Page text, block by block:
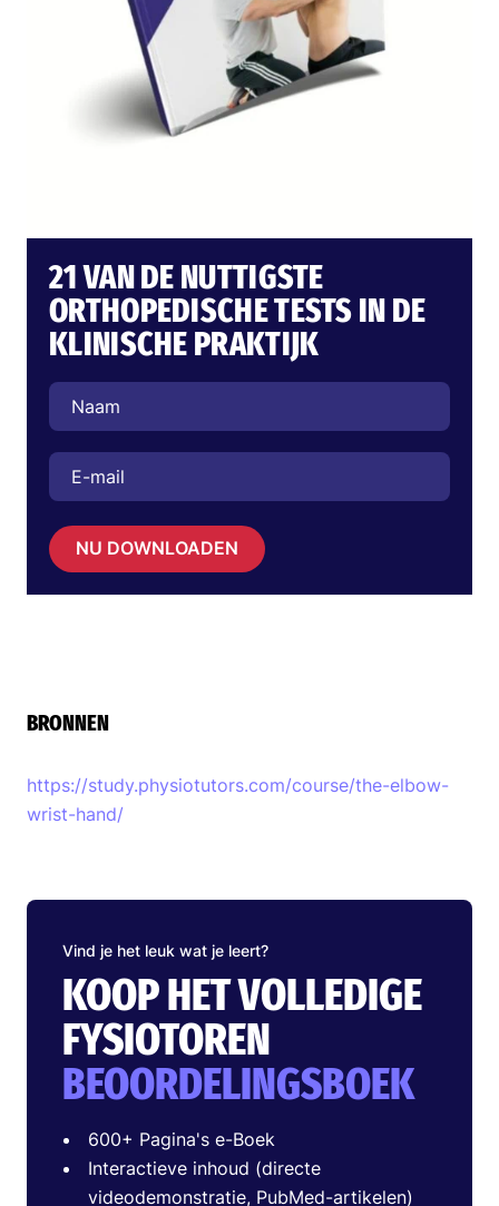
21 VAN DE NUTTIGSTE
ORTHOPEDISCHE TESTS IN DE
KLINISCHE PRAKTIJK
NU DOWNLOADEN
BRONNEN
https://study.physiotutors.com/course/the-elbow-
wrist-hand/
Vind je het leuk wat je leert?
KOOP HET VOLLEDIGE
FYSIOTOREN
BEOORDELINGSBOEK
600+ Pagina's e-Boek
Interactieve inhoud (directe
videodemonstratie, PubMed-artikelen)